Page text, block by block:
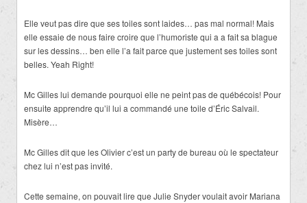
Elle veut pas dire que ses toiles sont laides… pas mal normal! Mais
elle essaie de nous faire croire que l’humoriste qui a a fait sa blague
sur les dessins… ben elle l’a fait parce que justement ses toiles sont
belles. Yeah Right!
Mc Gilles lui demande pourquoi elle ne peint pas de québécois! Pour
ensuite apprendre qu’il lui a commandé une toile d’Éric Salvail.
Misère…
Mc Gilles dit que les Olivier c’est un party de bureau où le spectateur
chez lui n’est pas invité.
Cette semaine, on pouvait lire que Julie Snyder voulait avoir Mariana